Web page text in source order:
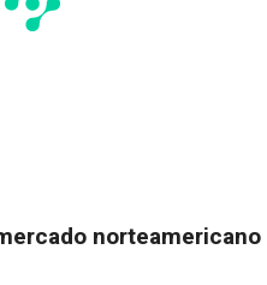
norteamericano